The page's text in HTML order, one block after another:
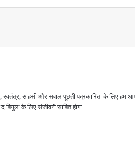
स्वतंत्र, साहसी और सवाल पूछती पत्रकारिता के लिए हम
के लिए संजीवनी साबित होगा.